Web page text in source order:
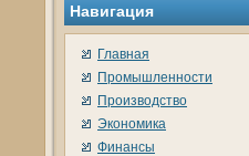
Навигация
Главная
Промышленности
Производство
Экономика
Финансы